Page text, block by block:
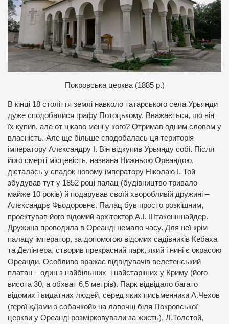
Покровська церква (1885 р.)
В кінці 18 століття землі навколо татарського села Урьянди
дуже сподобалися графу Потоцькому. Вважається, що він
їх купив, але от цікаво мені у кого? Отримав одним словом у
власність. Але ще більше сподобалась ця територія
імператору Алєксандру І. Він відкупив Урьянду собі. Після
його смерті місцевість, названа Нижньою Ореандою,
дісталась у спадок новому імператору Ніколаю І. Той
збудував тут у 1852 році палац (будівництво тривало
майже 10 років) й подарував своїй хворобливій дружині –
Алєксандрє Фьодоровнє. Палац був просто розкішним,
проектував його відомий архітектор А.І. Штакеншнайдер.
Дружина проводила в Ореанді немало часу. Для неї крім
палацу імператор, за допомогою відомих садівників Кебаха
та Делінгера, створив прекрасний парк, який і нині є окрасою
Ореанди. Особливо вражає відвідувачів велетенський
платан – один з найбільших і найстаріших у Криму (його
висота 30, а обхват 6,5 метрів). Парк відвідало багато
відомих і видатних людей, серед яких письменники А.Чехов
(герої «Дами з собачкой» на лавочці біля Покровської
церкви у Ореанді розмірковували за жисть), Л.Толстой,